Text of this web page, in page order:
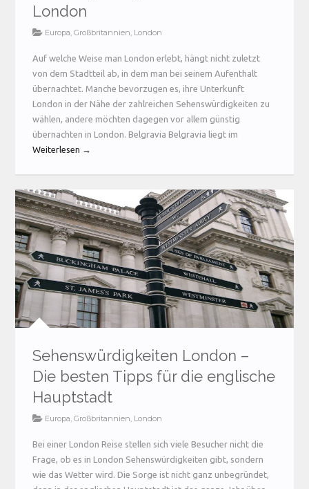
London
Europa,Großbritannien, London
Auf welche Weise man London erlebt, hängt nicht zuletzt
von dem Stadtteil ab, in dem man bei seinem Aufenthalt
übernachtet. Manche bevorzugen es, ihre Unterkunft
London in der Nähe der zahlreichen Sehenswürdigkeiten zu
wählen, andere möchten dagegen vor allem günstig
übernachten in London. Belgravia Belgravia liegt im
Weiterlesen →
Sehenswürdigkeiten London –
Die besten Tipps für die englische
Hauptstadt
Europa,Großbritannien, London
Bei einer London Reise stellen sich viele Besucher nicht die
Frage, ob es in London Sehenswürdigkeiten gibt, sondern
wie das Wetter wird. Die Sorge ist nicht ganz unbegründet,